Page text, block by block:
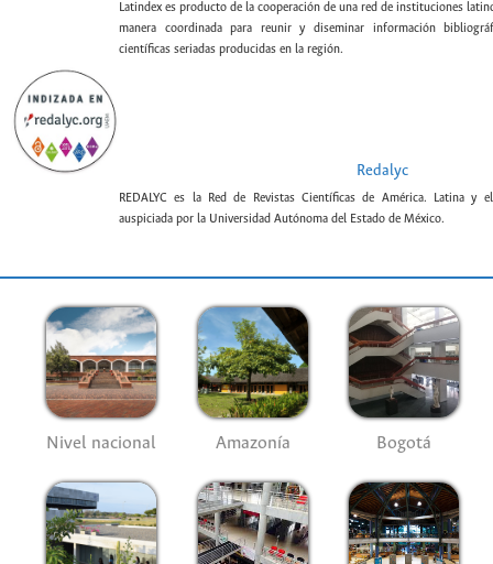
Latindex es producto de la cooperación de una red de instituciones
manera coordinada para reunir y diseminar información
científicas seriadas producidas en la región.
Redalyc
REDALYC es la Red de Revistas Científicas de América. Latina y
auspiciada por la Universidad Autónoma del Estado de México.
Nivel nacional Amazonía Bogotá